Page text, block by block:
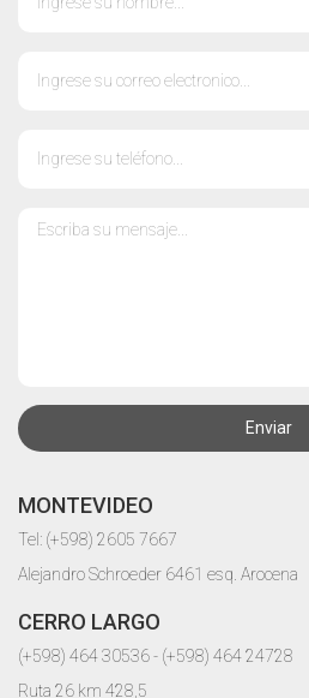
Enviar
MONTEVIDEO
Tel: (+598) 2605 7667
Alejandro Schroeder 6461 esq. Arocena
CERRO LARGO
(+598) 464 30536 - (+598) 464 24728
Ruta 26 km 428,5